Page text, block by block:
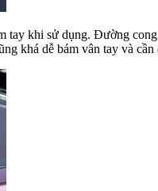
khi sử dụng. Đường
khá dễ bám vân tay và